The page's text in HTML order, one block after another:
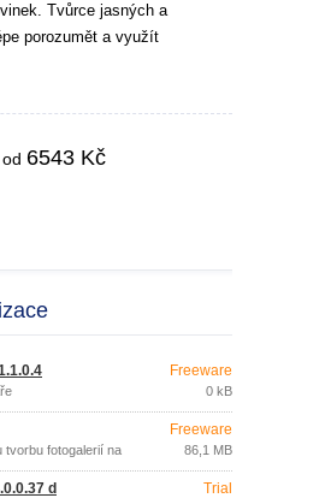
Tvůrce jasných a
porozumět a využít
6543 Kč
Freeware
0 kB
tvorbu fotogalerií na
Freeware
86,1 MB
d Trial